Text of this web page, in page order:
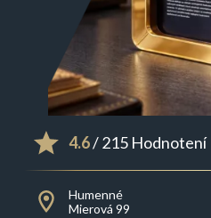
4.6/ 215 Hodnotení
Humenné
Mierová 99